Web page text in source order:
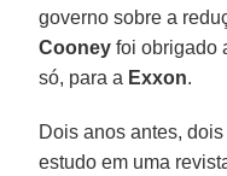
governo sobre a
Cooney foi obrigado
só, para a Exxon.
Dois anos antes,
estudo em uma